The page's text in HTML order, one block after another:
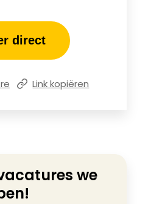
direct
Link kopiëren
we